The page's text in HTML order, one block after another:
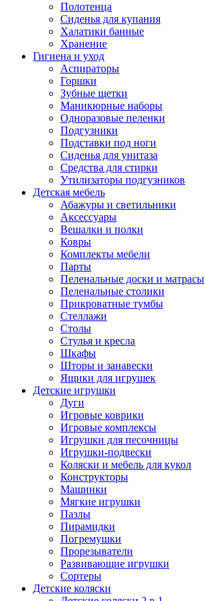
Полотенца
Сиденья для купания
Халатики банные
Хранение
Гигиена и уход
Аспираторы
Горшки
Зубные щетки
Маникюрные наборы
Одноразовые пеленки
Подгузники
Подставки под ноги
Сиденья для унитаза
Средства для стирки
Утилизаторы подгузников
Детская мебель
Абажуры и светильники
Аксессуары
Вешалки и полки
Ковры
Комплекты мебели
Парты
Пеленальные доски и матрасы
Пеленальные столики
Прикроватные тумбы
Стеллажи
Столы
Стулья и кресла
Шкафы
Шторы и занавески
Ящики для игрушек
Детские игрушки
Дуги
Игровые коврики
Игровые комплексы
Игрушки для песочницы
Игрушки-подвески
Коляски и мебель для кукол
Конструкторы
Машинки
Мягкие игрушки
Пазлы
Пирамидки
Погремушки
Прорезыватели
Развивающие игрушки
Сортеры
Детские коляски